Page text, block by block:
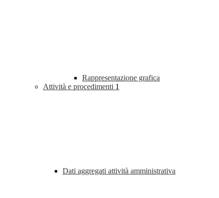
Rappresentazione grafica
Attività e procedimenti 1
Dati aggregati attività amministrativa